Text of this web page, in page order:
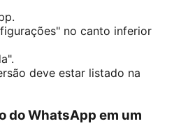
no canto inferior
deve estar listado na
do WhatsApp em um